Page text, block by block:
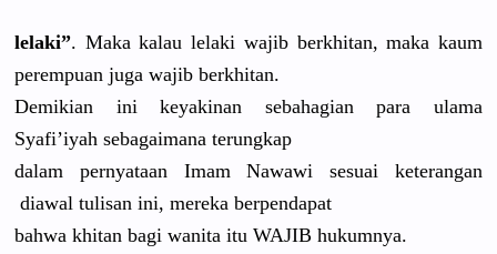
lelaki”. Maka kalau lelaki wajib berkhitan, maka kaum
perempuan juga wajib berkhitan.
Demikian ini keyakinan sebahagian para ulama
Syafi’iyah sebagaimana terungkap
dalam pernyataan Imam Nawawi sesuai keterangan
diawal tulisan ini, mereka berpendapat
bahwa khitan bagi wanita itu WAJIB hukumnya.